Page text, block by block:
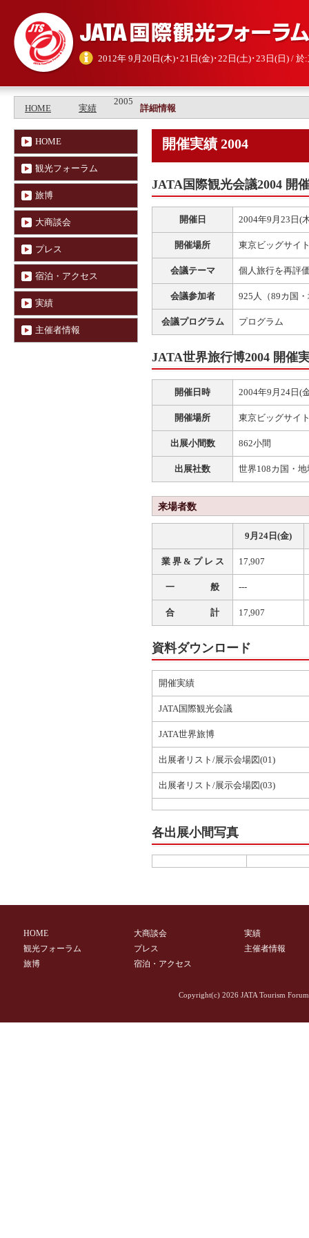
2012年 9月20日(木)･21日(金)･22日(土)･23日(日) /
HOME 実績
2005
詳細情報
HOME
観光フォーラム
旅博
大商談会
プレス
宿泊・アクセス
実績
主催者情報
開催実績 2004
JATA国際観光会議2004 開
開催日 2004年9月23日(
開催場所 東京ビッグサイ
会議テーマ 個人旅行を再評
会議参加者 925人（89カ国
会議プログラム プログラム
JATA世界旅行博2004 開催
開催日時 2004年9月24日(
開催場所 東京ビッグサイ
出展小間数 862小間
出展社数 世界108カ国・
来場者数
9月24日(金)
業 界 & プ レ ス 17,907
一 般 ---
合 計 17,907
資料ダウンロード
開催実績
JATA国際観光会議
JATA世界旅博
出展者リスト/展示会場図(01)
出展者リスト/展示会場図(03)
各出展小間写真
HOME
観光フォーラム
旅博
大商談会
プレス
宿泊・アクセス
実績
主催者情報
Copyright(c) 2026 JATA Tourism